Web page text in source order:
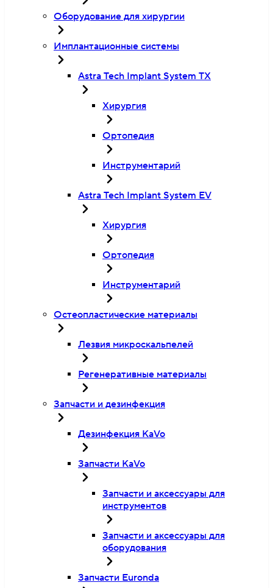
Оборудование для хирургии
Имплантационные системы
Astra Tech Implant System TX
Хирургия
Ортопедия
Инструментарий
Astra Tech Implant System EV
Хирургия
Ортопедия
Инструментарий
Остеопластические материалы
Лезвия микроскальпелей
Регенеративные материалы
Запчасти и дезинфекция
Дезинфекция KaVo
Запчасти KaVo
Запчасти и аксессуары для
инструментов
Запчасти и аксессуары для
оборудования
Запчасти Euronda